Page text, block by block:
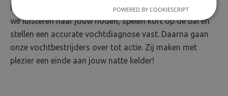
het nu gaat om opstijgend vocht of condensvorming:
we luisteren naar jouw noden, spelen kort op de bal en
stellen een accurate vochtdiagnose vast. Daarna gaan
onze vochtbestrijders over tot actie. Zij maken met
plezier een einde aan jouw natte kelder!
POWERED BY COOKIESCRIPT